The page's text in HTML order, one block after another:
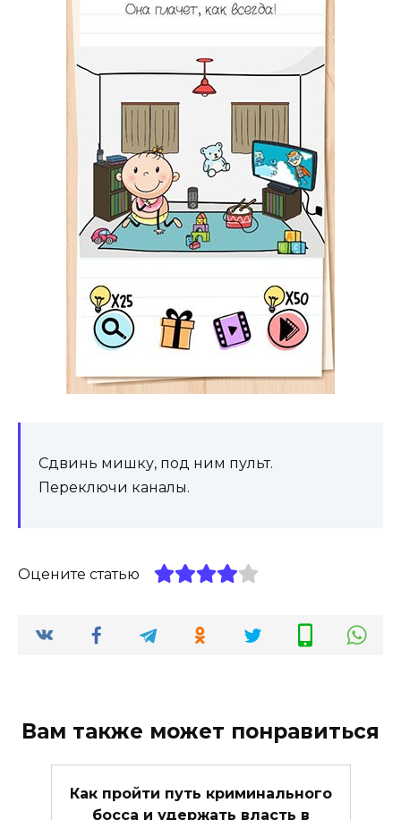
Сдвинь мишку, под ним пульт.
Переключи каналы.
Оцените статью
Вам также может понравиться
Как пройти путь криминального
босса и удержать власть в